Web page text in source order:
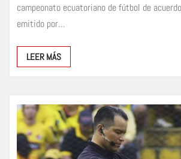
campeonato ecuatoriano de fútbol de
emitido por…
LEER MÁS